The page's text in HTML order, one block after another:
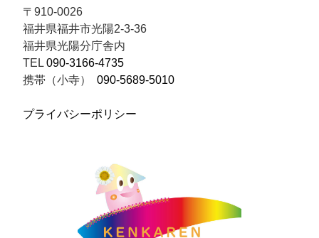
〒910-0026
福井県福井市光陽2-3-36
福井県光陽分庁舎内
TEL 090-3166-4735
携帯（小寺） 090-5689-5010
プライバシーポリシー